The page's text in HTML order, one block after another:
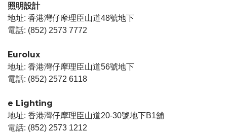
照明設計
地址: 香港灣仔摩理臣山道48號地下
電話: (852) 2573 7772
Eurolux
地址: 香港灣仔摩理臣山道56號地下
電話: (852) 2572 6118
e Lighting
地址: 香港灣仔摩理臣山道20-30號地下B1舖
電話: (852) 2573 1212